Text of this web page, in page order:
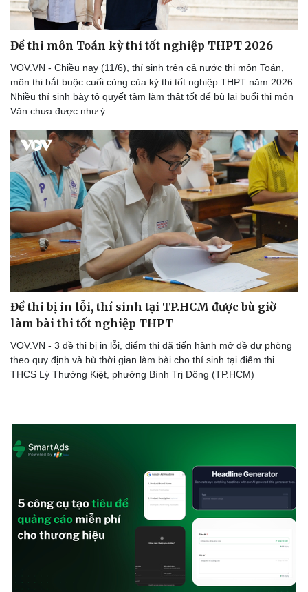
Thể thao
Bóng đá
Lịch thi đấu bóng đá
Thế giới thể thao
eSports
Ô tô - Xe máy
Ô tô
Xe máy
Tư vấn
Đề thi môn Toán kỳ thi tốt nghiệp THPT 2026
VOV.VN - Chiều nay (11/6), thí sinh trên cả nước thi môn Toán,
môn thi bắt buộc cuối cùng của kỳ thi tốt nghiệp THPT năm 2026.
Nhiều thí sinh bày tỏ quyết tâm làm thật tốt để bù lại buổi thi môn
Văn chưa được như ý.
Đề thi bị in lỗi, thí sinh tại TP.HCM được bù giờ
làm bài thi tốt nghiệp THPT
VOV.VN - 3 đề thi bị in lỗi, điểm thi đã tiến hành mở đề dự phòng
theo quy định và bù thời gian làm bài cho thí sinh tại điểm thi
THCS Lý Thường Kiệt, phường Bình Trị Đông (TP.HCM)